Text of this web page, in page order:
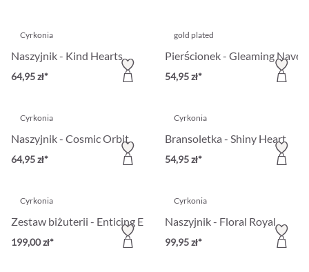
Cyrkonia
Naszyjnik - Kind Hearts
64,95 zł*
gold plated
Pierścionek - Gleaming
54,95 zł*
Cyrkonia
Naszyjnik - Cosmic Orbit
64,95 zł*
Cyrkonia
Bransoletka - Shiny Heart
54,95 zł*
Cyrkonia
Zestaw biżuterii - Enticing Emerald
199,00 zł*
Cyrkonia
Naszyjnik - Floral Royal
99,95 zł*